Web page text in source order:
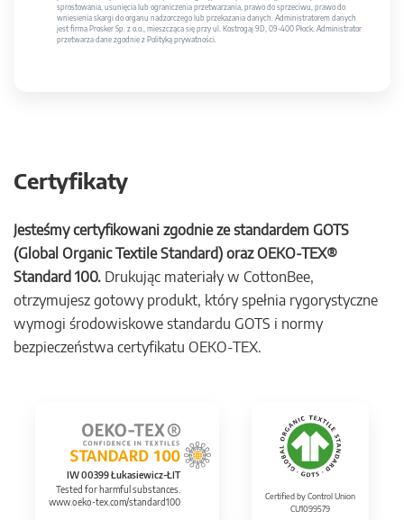
sprostowania, usunięcia lub ograniczenia przetwarzania, prawo do sprzeciwu, prawo do
wniesienia skargi do organu nadzorczego lub przekazania danych. Administratorem danych
jest firma Prosker Sp. z o.o., mieszcząca się przy ul. Kostrogaj 9D, 09-400 Płock. Administrator
przetwarza dane zgodnie z Polityką prywatności.
Certyfikaty
Jesteśmy certyfikowani zgodnie ze standardem GOTS
(Global Organic Textile Standard) oraz OEKO-TEX®
Standard 100. Drukując materiały w CottonBee,
otrzymujesz gotowy produkt, który spełnia rygorystyczne
wymogi środowiskowe standardu GOTS i normy
bezpieczeństwa certyfikatu OEKO-TEX.
IW 00399 Łukasiewicz-ŁIT
Tested for harmful substances.
www.oeko-tex.com/standard100
Certified by Control Union
CU1099579